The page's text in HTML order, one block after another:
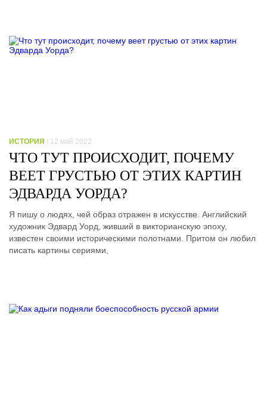
ИСТОРИЯ / 12 май 2022
ЧТО ТУТ ПРОИСХОДИТ, ПОЧЕМУ
ВЕЕТ ГРУСТЬЮ ОТ ЭТИХ КАРТИН
ЭДВАРДА УОРДА?
Я пишу о людях, чей образ отражен в искусстве. Английский
художник Эдвард Уорд, живший в викторианскую эпоху,
известен своими историческими полотнами. Притом он любил
писать картины сериями,